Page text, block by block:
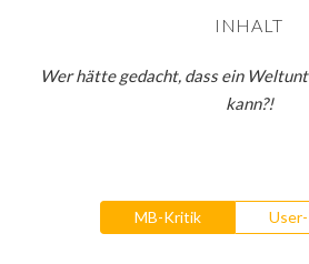
INHALT
Wer hätte gedacht, dass ein
kann?!
MB-Kritik